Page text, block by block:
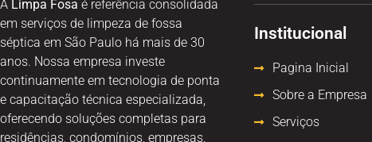
A Limpa Fosa é referência consolidada
em serviços de limpeza de fossa
séptica em São Paulo há mais de 30
anos. Nossa empresa investe
continuamente em tecnologia de ponta
e capacitação técnica especializada,
oferecendo soluções completas para
residências, condomínios, empresas,
Institucional
Pagina Inicial
Sobre a Empresa
Serviços